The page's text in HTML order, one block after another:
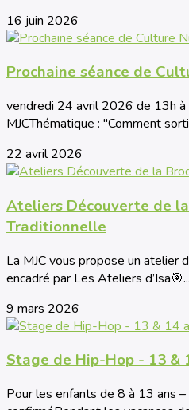
16 juin 2026
Prochaine séance de
vendredi 24 avril 2026 de 13h à
MJCThématique : "Comment
22 avril 2026
Ateliers Découverte de
Traditionnelle
La MJC vous propose un atelier
encadré par Les Ateliers d’Isa🎯...
9 mars 2026
Stage de Hip-Hop - 13 &
Pour les enfants de 8 à 13 ans –